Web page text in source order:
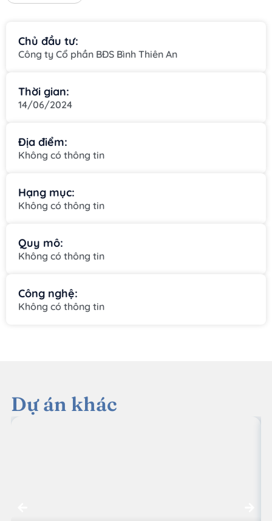
Chủ đầu tư:
Công ty Cổ phần BĐS Bình Thiên An
Thời gian:
14/06/2024
Địa điểm:
Không có thông tin
Hạng mục:
Không có thông tin
Quy mô:
Không có thông tin
Công nghệ:
Không có thông tin
Dự án khác